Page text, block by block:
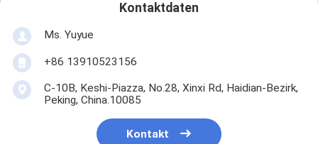
Kontaktdaten
Ms. Yuyue
+86 13910523156
C-10B, Keshi-Piazza, No.28, Xinxi Rd, Haidian-Bezirk,
Peking, China.10085
Kontakt